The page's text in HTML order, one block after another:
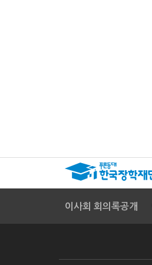
이사회 회의록공개